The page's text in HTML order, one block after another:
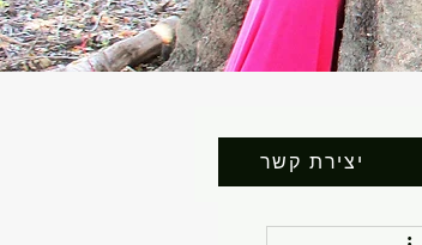
יצירת קשר